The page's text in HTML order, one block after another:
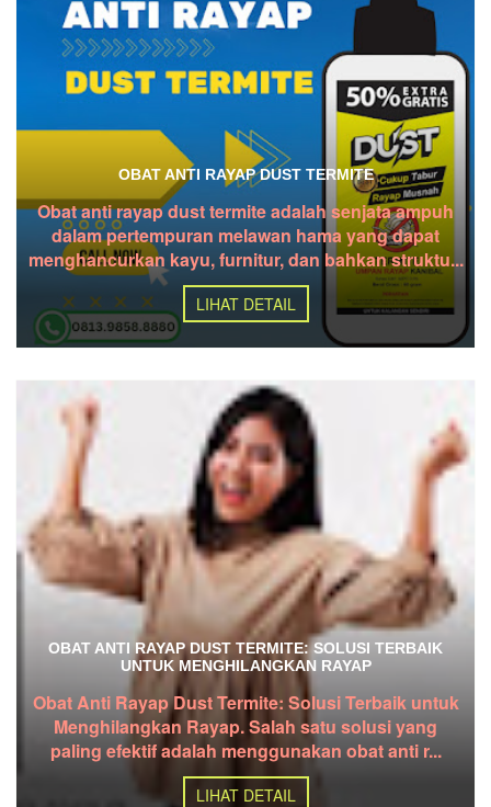
OBAT ANTI RAYAP DUST TERMITE
Obat anti rayap dust termite adalah senjata ampuh
dalam pertempuran melawan hama yang dapat
menghancurkan kayu, furnitur, dan bahkan struktu...
LIHAT DETAIL
OBAT ANTI RAYAP DUST TERMITE: SOLUSI TERBAIK
UNTUK MENGHILANGKAN RAYAP
Obat Anti Rayap Dust Termite: Solusi Terbaik untuk
Menghilangkan Rayap. Salah satu solusi yang
paling efektif adalah menggunakan obat anti r...
LIHAT DETAIL